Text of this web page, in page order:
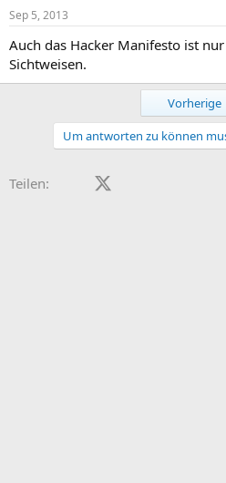
Sep 5, 2013
Auch das Hacker Manifesto ist
Sichtweisen.
Vorherige
Um antworten zu können
Teilen: Facebook